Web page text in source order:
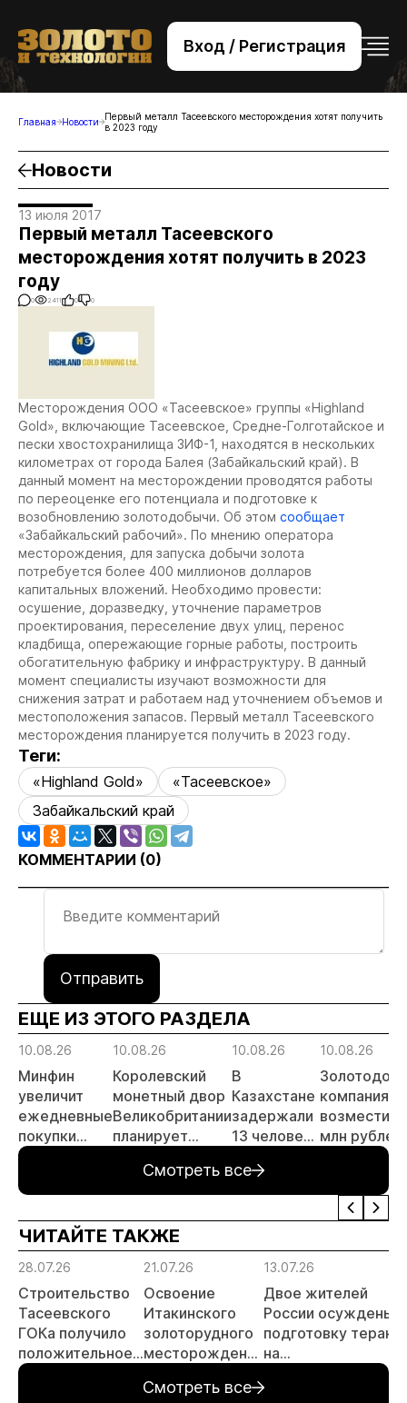
Вход / Регистрация
+7 (495) 221-76-32
bsv@zolteh.ru
Главная Новости
Первый металл Тасеевского месторождения хотят получить
в 2023 году
Новости
13 июля 2017
Первый металл Тасеевского
месторождения хотят получить в 2023
году
0 2411 0 0
Месторождения ООО «Тасеевское» группы «Highland
Gold», включающие Тасеевское, Средне-Голготайское и
пески хвостохранилища ЗИФ-1, находятся в нескольких
километрах от города Балея (Забайкальский край). В
данный момент на месторождении проводятся работы
по переоценке его потенциала и подготовке к
возобновлению золотодобычи. Об этом сообщает
«Забайкальский рабочий». По мнению оператора
месторождения, для запуска добычи золота
потребуется более 400 миллионов долларов
капитальных вложений. Необходимо провести:
осушение, доразведку, уточнение параметров
проектирования, переселение двух улиц, перенос
кладбища, опережающие горные работы, построить
обогатительную фабрику и инфраструктуру. В данный
момент специалисты изучают возможности для
снижения затрат и работаем над уточнением объемов и
местоположения запасов. Первый металл Тасеевского
месторождения планируется получить в 2023 году.
Теги:
«Highland Gold»
«Тасеевское»
Забайкальский край
КОММЕНТАРИИ (0)
Отправить
ЕЩЕ ИЗ ЭТОГО РАЗДЕЛА
10.08.26
Минфин
увеличит
ежедневные
покупки
валюты и
6,5 млрд
рублей
10.08.26
Королевский
монетный двор
Великобритании
планирует
мощности по
переработке
электронных
отходов
10.08.26
В
Казахстане
задержали
13 человек
незаконную
добычу
золота
10.08.26
компания
млн
за
крае
Смотреть все
ЧИТАЙТЕ ТАКЖЕ
28.07.26
Строительство
Тасеевского
ГОКа получило
положительное
заключение
21.07.26
Освоение
Итакинского
золоторудного
месторождения
выходит на
13.07.26
Двое жителей
России осуждены
подготовку
на
предприятии в
Смотреть все